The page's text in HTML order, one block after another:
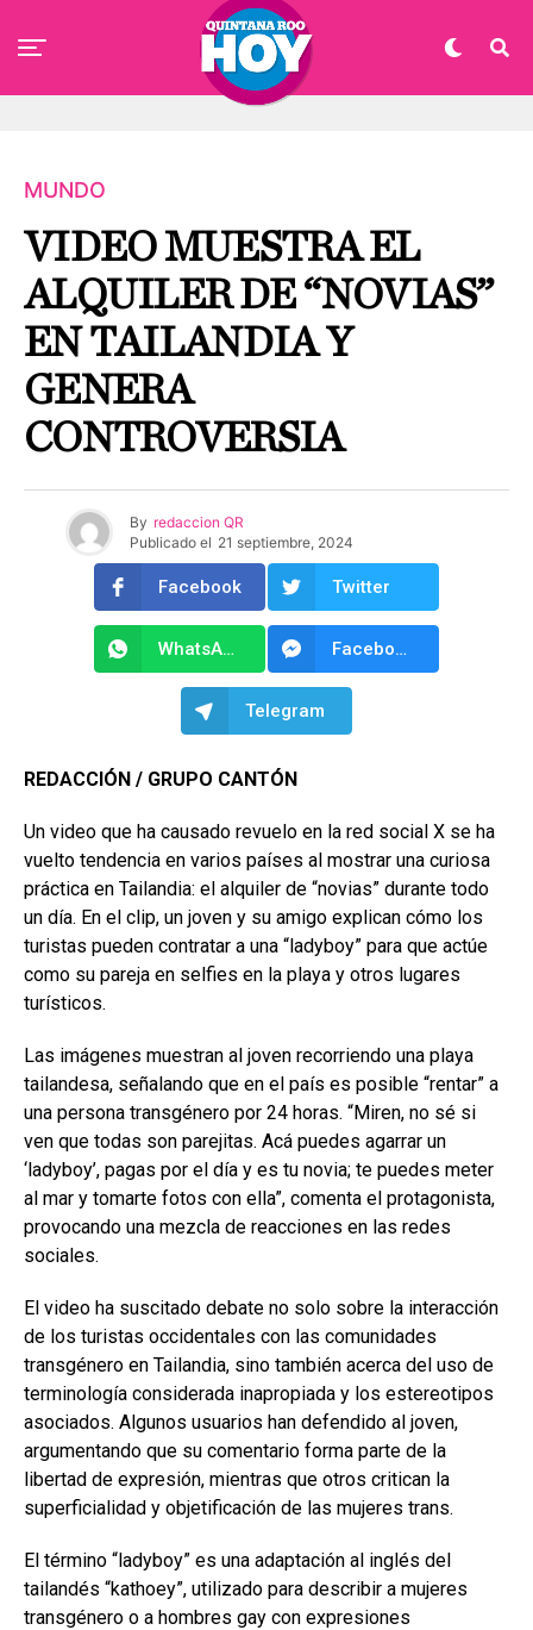
MUNDO
VIDEO MUESTRA EL
ALQUILER DE “NOVIAS”
EN TAILANDIA Y
GENERA
CONTROVERSIA
By redaccion QR
Publicado el 21 septiembre, 2024
Facebook Twitter
WhatsApp Facebook Messenger
Telegram
REDACCIÓN / GRUPO CANTÓN
Un video que ha causado revuelo en la red social X se ha
vuelto tendencia en varios países al mostrar una curiosa
práctica en Tailandia: el alquiler de “novias” durante todo
un día. En el clip, un joven y su amigo explican cómo los
turistas pueden contratar a una “ladyboy” para que actúe
como su pareja en selfies en la playa y otros lugares
turísticos.
Las imágenes muestran al joven recorriendo una playa
tailandesa, señalando que en el país es posible “rentar” a
una persona transgénero por 24 horas. “Miren, no sé si
ven que todas son parejitas. Acá puedes agarrar un
‘ladyboy’, pagas por el día y es tu novia; te puedes meter
al mar y tomarte fotos con ella”, comenta el protagonista,
provocando una mezcla de reacciones en las redes
sociales.
El video ha suscitado debate no solo sobre la interacción
de los turistas occidentales con las comunidades
transgénero en Tailandia, sino también acerca del uso de
terminología considerada inapropiada y los estereotipos
asociados. Algunos usuarios han defendido al joven,
argumentando que su comentario forma parte de la
libertad de expresión, mientras que otros critican la
superficialidad y objetificación de las mujeres trans.
El término “ladyboy” es una adaptación al inglés del
tailandés “kathoey”, utilizado para describir a mujeres
transgénero o a hombres gay con expresiones